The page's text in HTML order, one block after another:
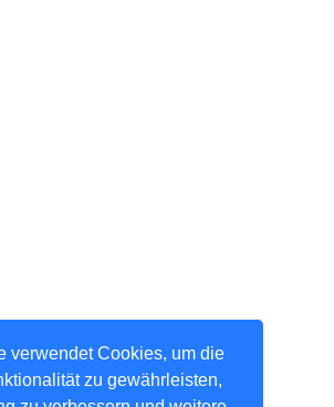
verwendet Cookies, um die
zu gewährleisten,